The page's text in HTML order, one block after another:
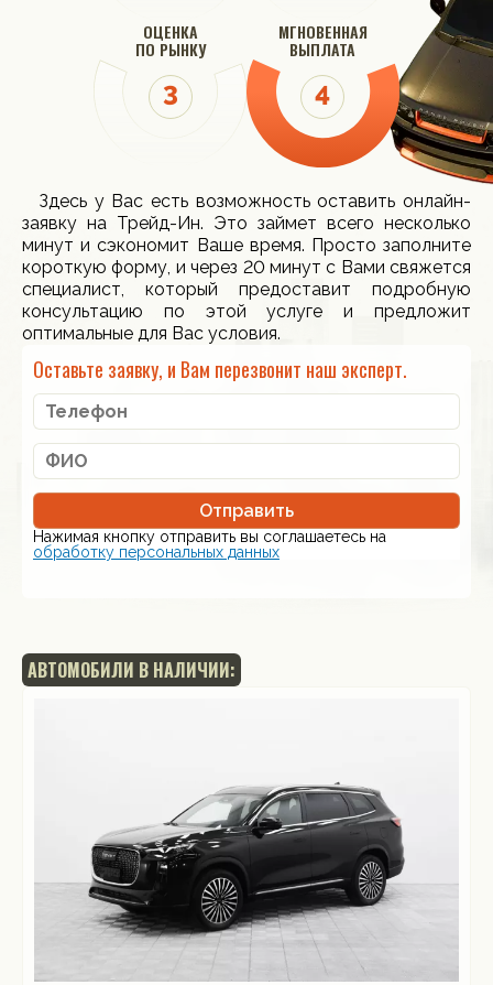
ОЦЕНКА
ПО РЫНКУ
МГНОВЕННАЯ
ВЫПЛАТА
Здесь у Вас есть возможность оставить онлайн-
заявку на Трейд-Ин. Это займет всего несколько
минут и сэкономит Ваше время. Просто заполните
короткую форму, и через 20 минут с Вами свяжется
специалист, который предоставит подробную
консультацию по этой услуге и предложит
оптимальные для Вас условия.
Оставьте заявку, и Вам перезвонит наш эксперт.
Отправить
Нажимая кнопку отправить вы соглашаетесь на
обработку персональных данных
АВТОМОБИЛИ В НАЛИЧИИ: